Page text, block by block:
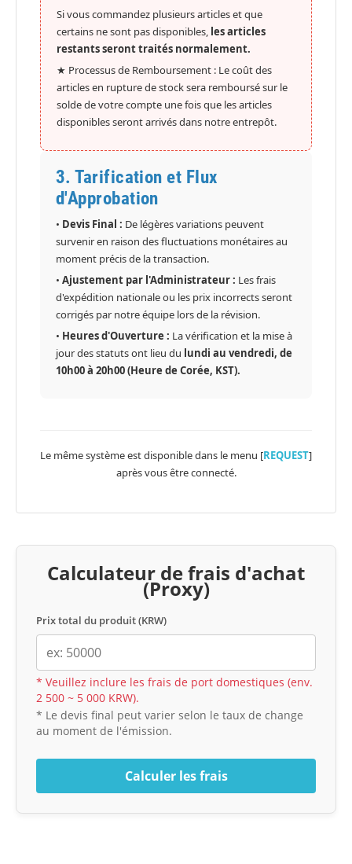
Si vous commandez plusieurs articles et que
certains ne sont pas disponibles, les articles
restants seront traités normalement.
★ Processus de Remboursement : Le coût des
articles en rupture de stock sera remboursé sur le
solde de votre compte une fois que les articles
disponibles seront arrivés dans notre entrepôt.
3. Tarification et Flux
d'Approbation
• Devis Final : De légères variations peuvent
survenir en raison des fluctuations monétaires au
moment précis de la transaction.
• Ajustement par l'Administrateur : Les frais
d'expédition nationale ou les prix incorrects seront
corrigés par notre équipe lors de la révision.
• Heures d'Ouverture : La vérification et la mise à
jour des statuts ont lieu du lundi au vendredi, de
10h00 à 20h00 (Heure de Corée, KST).
Le même système est disponible dans le menu [REQUEST]
après vous être connecté.
Calculateur de frais d'achat
(Proxy)
Prix total du produit (KRW)
* Veuillez inclure les frais de port domestiques (env.
2 500 ~ 5 000 KRW).
* Le devis final peut varier selon le taux de change
au moment de l'émission.
Calculer les frais